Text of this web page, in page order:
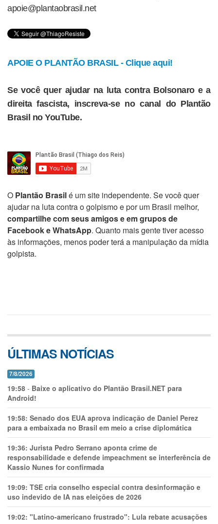
apoie@plantaobrasil.net
APOIE O PLANTÃO BRASIL - Clique aqui!
Se você quer ajudar na luta contra Bolsonaro e a
direita fascista, inscreva-se no canal do Plantão
Brasil no YouTube.
O Plantão Brasilé um site independente. Se você quer
ajudar na luta contra o golpismo e por um Brasil melhor,
compartilhe com seus amigos e em grupos de
Facebook e WhatsApp. Quanto mais gente tiver acesso
às informações, menos poder terá a manipulação da mídia
golpista.
ÚLTIMAS NOTÍCIAS
7/8/2026
19:58 - Baixe o aplicativo do Plantão Brasil.NET para
Android!
19:58: Senado dos EUA aprova indicação de Daniel Perez
para a embaixada no Brasil em meio a crise diplomática
19:36: Jurista Pedro Serrano aponta crime de
responsabilidade e defende impeachment se interferência de
Kassio Nunes for confirmada
19:09: TSE cria conselho especial contra desinformação e
uso indevido de IA nas eleições de 2026
19:02: "Latino-americano frustrado": Lula rebate acusações